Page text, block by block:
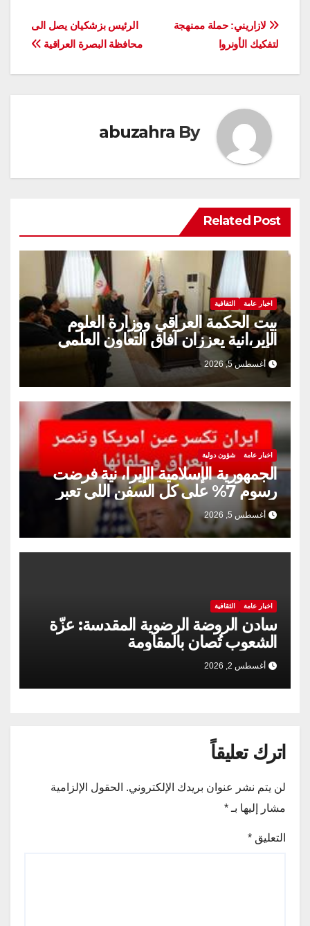
تصفّح
المقالات
الرئيس بزشكيان يصل الى
محافظة البصرة العراقية
لازاريني: حملة ممنهجة
لتفكيك الأونروا
By
abuzahra
Related Post
اخبار عامة الثقافية
بيت الحكمة العراقي ووزارة العلوم
الإير،انية يعززان آفاق التعاون العلمي
والثقافي.
أغسطس 5, 2026
اخبار عامة شؤون دولية
الجمهورية الإسلامية الإيرا، نية فرضت
رسوم 7% على كل السفن اللي تعبر
مضيق هرمز
أغسطس 5, 2026
اخبار عامة الثقافية
سادن الروضة الرضوية المقدسة: عزّة
الشعوب تُصان بالمقاومة
أغسطس 2, 2026
اترك تعليقاً
لن يتم نشر عنوان بريدك الإلكتروني. الحقول الإلزامية
مشار إليها بـ *
التعليق *